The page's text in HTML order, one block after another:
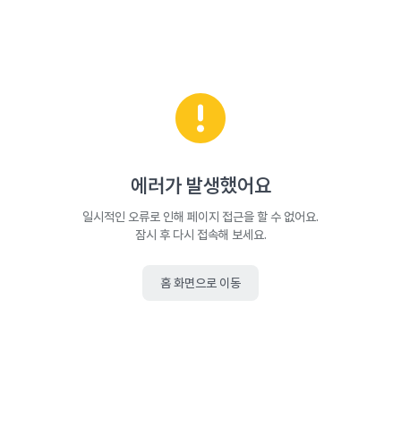
에러가 발생했어요
일시적인 오류로 인해 페이지 접근을 할 수 없어요.
잠시 후 다시 접속해 보세요.
홈 화면으로 이동